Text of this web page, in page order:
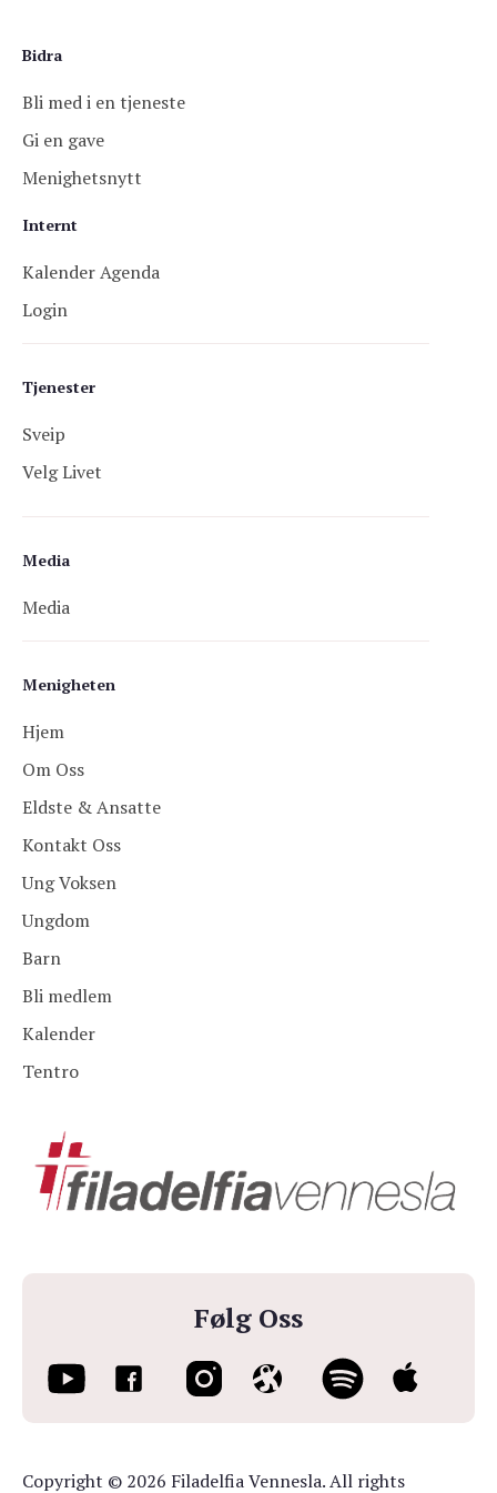
Følg Oss
Menigheten
Hjem
Om Oss
Eldste & Ansatte
Kontakt Oss
Ung Voksen
Ungdom
Barn
Bli medlem
Kalender
Tentro
Tjenester
Sveip
Velg Livet
Media
Media
Bidra
Bli med i en tjeneste
Gi en gave
Menighetsnytt
Internt
Kalender Agenda
Login
Copyright © 2026 Filadelfia Vennesla. All rights